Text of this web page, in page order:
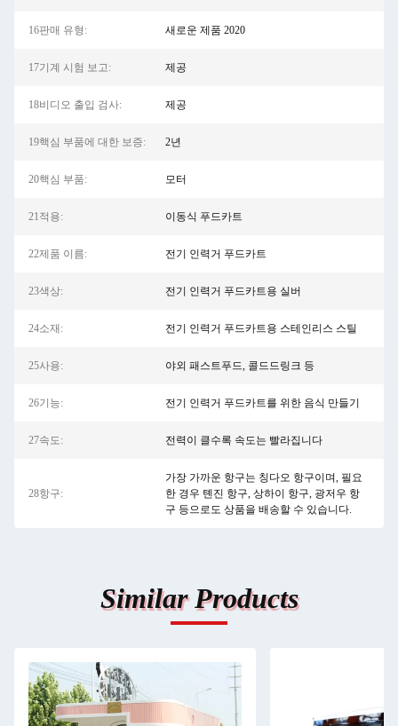
16판매 유형: 새로운 제품 2020
17기계 시험 보고: 제공
18비디오 출입 검사: 제공
19핵심 부품에 대한 보증: 2년
20핵심 부품: 모터
21적용: 이동식 푸드카트
22제품 이름: 전기 인력거 푸드카트
23색상: 전기 인력거 푸드카트용 실버
24소재: 전기 인력거 푸드카트용 스테인리스 스틸
25사용: 야외 패스트푸드, 콜드드링크 등
26기능: 전기 인력거 푸드카트를 위한 음식 만들기
27속도: 전력이 클수록 속도는 빨라집니다
28항구:
가장 가까운 항구는 칭다오 항구이며, 필요
한 경우 톈진 항구, 상하이 항구, 광저우 항
구 등으로도 상품을 배송할 수 있습니다.
Similar Products